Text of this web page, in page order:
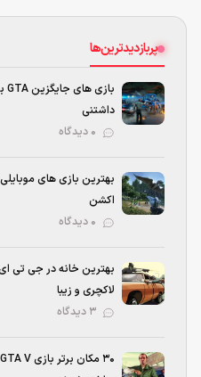
پربازدیدترین‌ها
داشتنی
اکشن
لاکچری و زیبا